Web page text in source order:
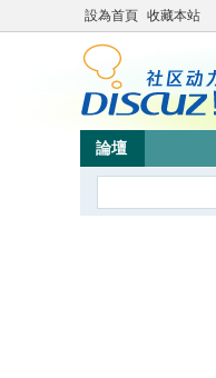
設為首頁 收藏本站
論壇